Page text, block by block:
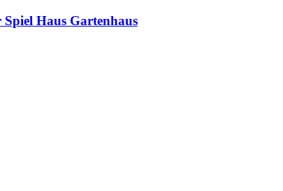
Haus Gartenhaus